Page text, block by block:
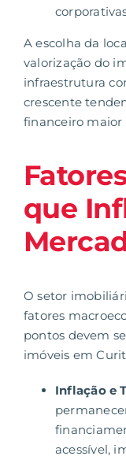
A escolha da
valorização do
infraestrutura
crescente
financeiro maior
que
O setor
fatores
pontos devem
imóveis em
Inflação e
acessível,